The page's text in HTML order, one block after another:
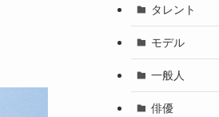
タレント
モデル
一般人
俳優